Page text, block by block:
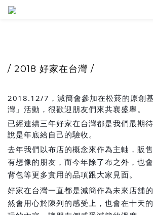
/ 2018 好家在台灣 /
2018.12/7，減簡會參加在松菸的原創
灣」活動，很歡迎朋友們來共襄盛舉。
已經連續三年好家在台灣都是我們最期
說是年底給自己的驗收。
去年我們以布店的概念來作為主軸，販
有想像的朋友，而今年除了布之外，也
背包等更多實用的品項跟大家見面。
好家在台灣一直都是減簡作為未來店舖
然會用心於陳列的感受上，也會在十天